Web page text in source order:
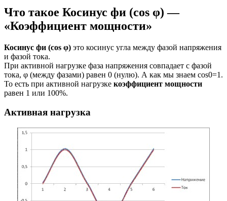
Что такое Косинус фи (cos φ) —
«Коэффициент мощности»
Косинус фи (cos φ) это косинус угла между фазой напряжения
и фазой тока.
При активной нагрузке фаза напряжения совпадает с фазой
тока, φ (между фазами) равен 0 (нулю). А как мы знаем cos0=1.
То есть при активной нагрузке коэффициент мощности
равен 1 или 100%.
Активная нагрузка